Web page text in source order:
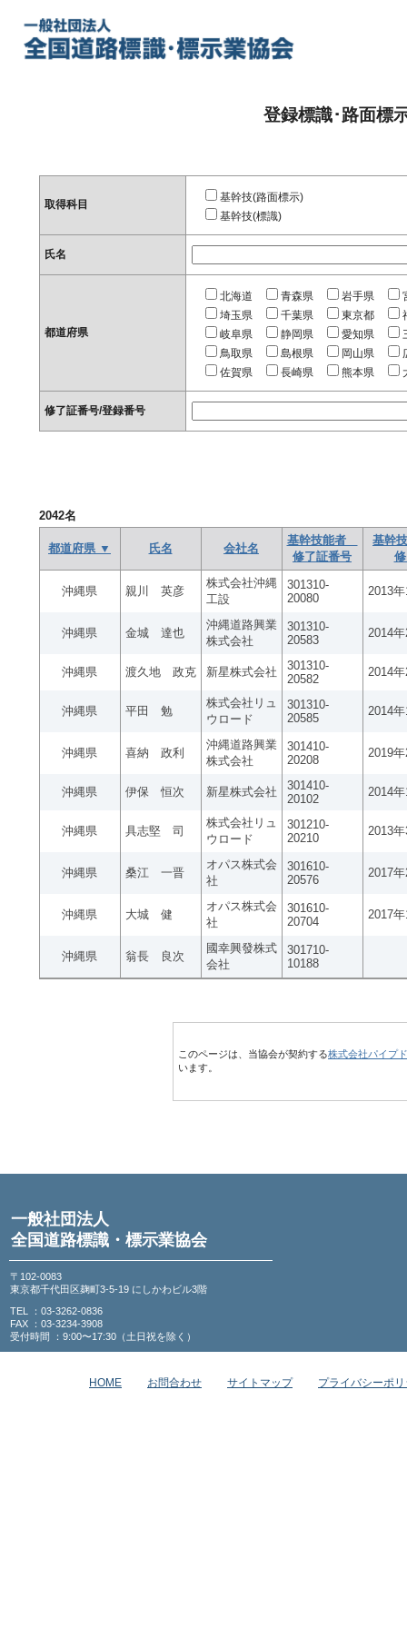
登録標識･路面標
取得科目
基幹技(路面標示)
基幹技(標識)
氏名
都道府県
北海道 青森県 岩手県
埼玉県
千葉県 東京都
岐阜県
静岡県 愛知県
鳥取県
島根県 岡山県
佐賀県
長崎県 熊本県
修了証番号/登録番号
2042名
都道府県 ▼ 氏名 会社名
基幹技能者
修了証番号
基幹
沖縄県 親川 英彦
株式会社沖縄
工設
301310-
20080
2013
沖縄県 金城 達也
沖縄道路興業
株式会社
301310-
20583
2014
沖縄県 渡久地 政克 新星株式会社
301310-
20582
2014
沖縄県 平田 勉
株式会社リュ
ウロード
301310-
20585
2014
沖縄県 喜納 政利
沖縄道路興業
株式会社
301410-
20208
2019
沖縄県 伊保 恒次 新星株式会社
301410-
20102
2014
沖縄県 具志堅 司
株式会社リュ
ウロード
301210-
20210
2013
沖縄県 桑江 一晋
オパス株式会
社
301610-
20576
2017
沖縄県 大城 健
オパス株式会
社
301610-
20704
2017
沖縄県 翁長 良次
國幸興發株式
会社
301710-
10188
このページは、当協会が契約する株式会社パイプ
います。
一般社団法人
全国道路標識・標示業協会
〒102-0083
東京都千代田区麹町3-5-19 にしかわビル3階
TEL ：03-3262-0836
FAX ：03-3234-3908
受付時間 ：9:00〜17:30（土日祝を除く）
HOME お問合わせ サイトマップ プライバシーポ